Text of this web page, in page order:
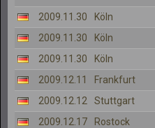
2009.11.30
Köln
2009.11.30
Köln
2009.11.30
Köln
2009.12.11
Frankfurt
2009.12.12
Stuttgart
2009.12.17
Rostock